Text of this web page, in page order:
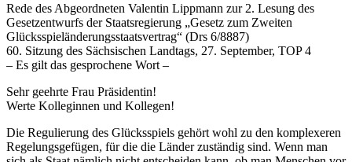
Rede des Abgeordneten Valentin Lippmann zur 2. Lesung des
Gesetzentwurfs der Staatsregierung „Gesetz zum Zweiten
Glücksspieländerungsstaatsvertrag“ (Drs 6/8887)
60. Sitzung des Sächsischen Landtags, 27. September, TOP 4
– Es gilt das gesprochene Wort –
Sehr geehrte Frau Präsidentin!
Werte Kolleginnen und Kollegen!
Die Regulierung des Glücksspiels gehört wohl zu den komplexeren
Regelungsgefügen, für die die Länder zuständig sind. Wenn man